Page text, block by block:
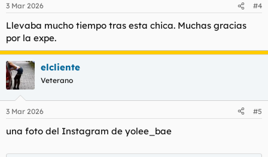
e
:
3 Mar 2026 #4
Llevaba mucho tiempo tras esta chica. Muchas gracias
por la expe.
elcliente
Veterano
3 Mar 2026 #5
una foto del Instagram de yolee_bae